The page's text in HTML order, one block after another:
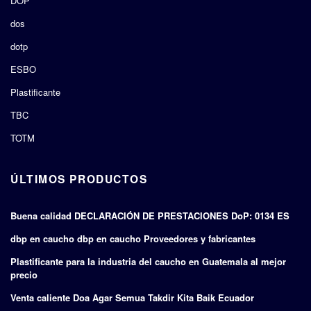
dos
dotp
ESBO
Plastificante
TBC
TOTM
ÚLTIMOS PRODUCTOS
Buena calidad DECLARACIÓN DE PRESTACIONES DoP: 0134 ES
dbp en caucho dbp en caucho Proveedores y fabricantes
Plastificante para la industria del caucho en Guatemala al mejor
precio
Venta caliente Doa Agar Semua Takdir Kita Baik Ecuador